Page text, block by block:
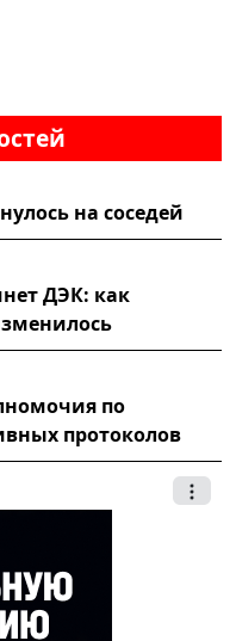
на соседей
ДЭК: как
по
протоколов